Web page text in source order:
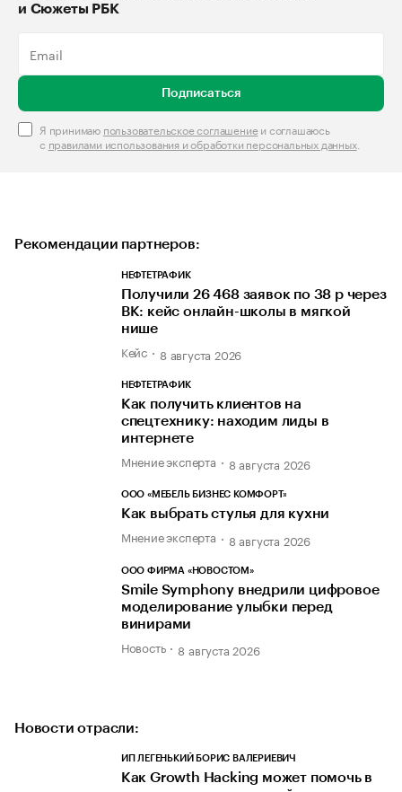
и Сюжеты РБК
Подписаться
Я принимаю пользовательское соглашениеи соглашаюсь
с правилами использования и обработки персональных данных.
Рекомендации партнеров:
НЕФТЕТРАФИК
Получили 26 468 заявок по 38 р через
ВК: кейс онлайн-школы в мягкой
нише
Кейс 8 августа 2026
НЕФТЕТРАФИК
Как получить клиентов на
спецтехнику: находим лиды в
интернете
Мнение эксперта 8 августа 2026
ООО «МЕБЕЛЬ БИЗНЕС КОМФОРТ»
Как выбрать стулья для кухни
Мнение эксперта 8 августа 2026
ООО ФИРМА «НОВОСТОМ»
Smile Symphony внедрили цифровое
моделирование улыбки перед
винирами
Новость 8 августа 2026
Новости отрасли:
ИП ЛЕГЕНЬКИЙ БОРИС ВАЛЕРИЕВИЧ
Как Growth Hacking может помочь в